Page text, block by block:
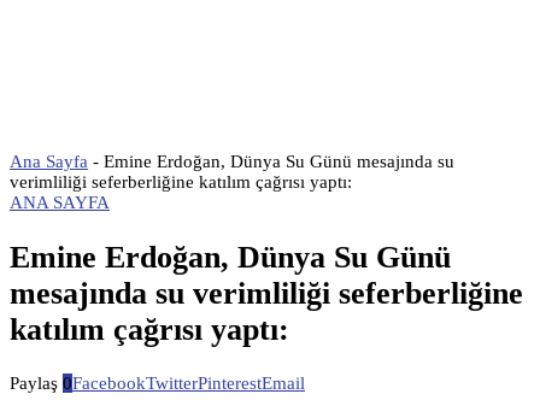
Ana Sayfa - Emine Erdoğan, Dünya Su Günü mesajında su
verimliliği seferberliğine katılım çağrısı yaptı:
ANA SAYFA
Emine Erdoğan, Dünya Su Günü
mesajında su verimliliği seferberliğine
katılım çağrısı yaptı:
Paylaş 0FacebookTwitterPinterestEmail